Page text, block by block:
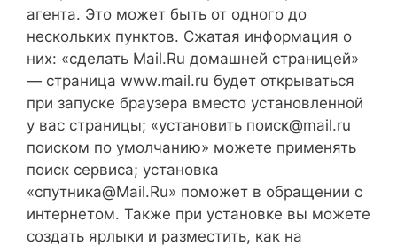
агента. Это может быть от одного до
нескольких пунктов. Сжатая информация о
них: «сделать Mail.Ru домашней страницей»
— страница www.mail.ru будет открываться
при запуске браузера вместо установленной
у вас страницы; «установить поиск@mail.ru
поиском по умолчанию» можете применять
поиск сервиса; установка
«спутника@Mail.Ru» поможет в обращении с
интернетом. Также при установке вы можете
создать ярлыки и разместить, как на